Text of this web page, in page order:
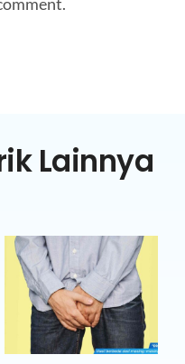
Lainnya